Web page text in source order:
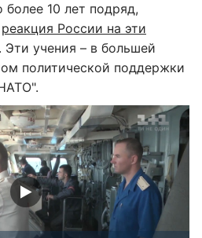
более 10 лет подряд,
реакция России на эти
Эти учения – в большей
политической поддержки